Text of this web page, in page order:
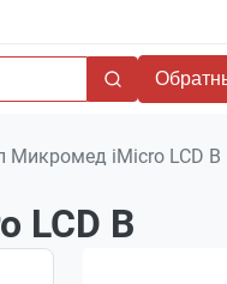
Микромед iMicro LCD В
LCD В